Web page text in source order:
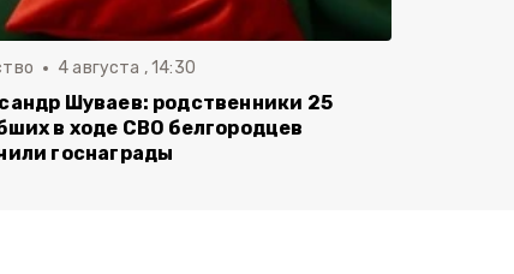
4 августа , 14:30
Шуваев: родственники 25
в ходе СВО белгородцев
госнаграды